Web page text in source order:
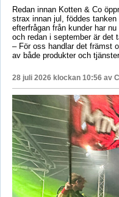
Redan innan Kotten & Co
strax innan jul, föddes
efterfrågan från kunder har
och redan i september är det
– För oss handlar det främst
av både produkter och
28 juli 2026 klockan 10:56 av